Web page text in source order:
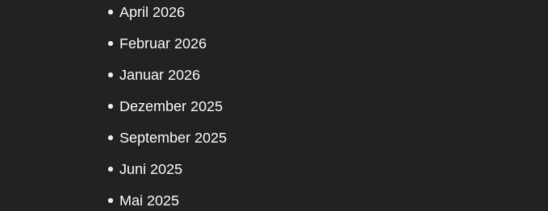
April 2026
Februar 2026
Januar 2026
Dezember 2025
September 2025
Juni 2025
Mai 2025